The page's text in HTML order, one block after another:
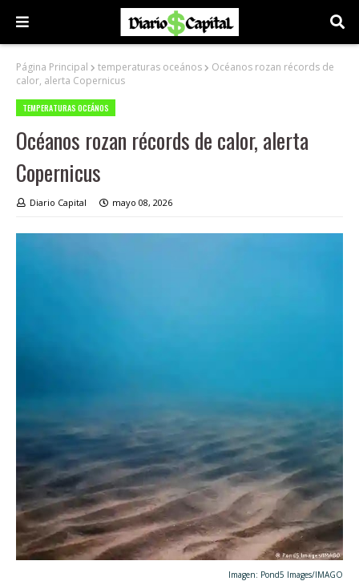
Página Principal temperaturas oceános
Océanos rozan récords de
calor, alerta Copernicus
TEMPERATURAS OCEÁNOS
Océanos rozan récords de calor, alerta
Copernicus
Diario Capital mayo 08, 2026
Imagen: Pond5 Images/IMAGO